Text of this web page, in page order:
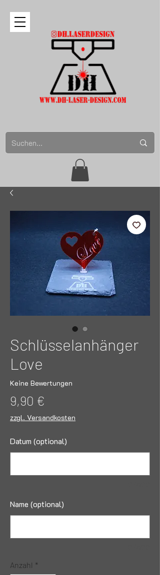
Schlüsselanhänger
Love
Keine Bewertungen
9,90 €
zzgl. Versandkosten
Datum (optional)
Name (optional)
Anzahl *